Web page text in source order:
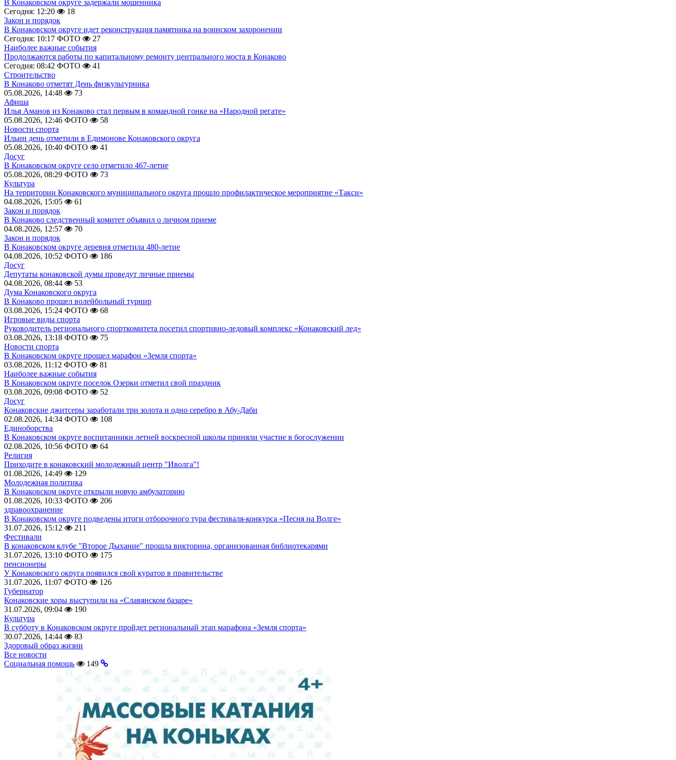
В Конаковском округе задержали мошенника
Сегодня: 12:20
18
Закон и порядок
В Конаковском округе идет реконструкция памятника на воинском захоронении
Сегодня: 10:17 ФОТО
27
Наиболее важные события
Продолжаются работы по капитальному ремонту центрального моста в Конаково
Сегодня: 08:42 ФОТО
41
Строительство
В Конаково отметят День физкультурника
05.08.2026, 14:48
73
Афиша
Илья Аманов из Конаково стал первым в командной гонке на «Народной регате»
05.08.2026, 12:46 ФОТО
58
Новости спорта
Ильин день отметили в Едимонове Конаковского округа
05.08.2026, 10:40 ФОТО
41
Досуг
В Конаковском округе село отметило 467-летие
05.08.2026, 08:29 ФОТО
73
Культура
На территории Конаковского муниципального округа прошло профилактическое мероприятие «Такси»
04.08.2026, 15:05
61
Закон и порядок
В Конаково следственный комитет объявил о личном приеме
04.08.2026, 12:57
70
Закон и порядок
В Конаковском округе деревня отметила 480-летие
04.08.2026, 10:52 ФОТО
186
Досуг
Депутаты конаковской думы проведут личные приемы
04.08.2026, 08:44
53
Дума Конаковского округа
В Конаково прошел волейбольный турнир
03.08.2026, 15:24 ФОТО
68
Игровые виды спорта
Руководитель регионального спорткомитета посетил спортивно-ледовый комплекс «Конаковский лед»
03.08.2026, 13:18 ФОТО
75
Новости спорта
В Конаковском округе прошел марафон «Земля спорта»
03.08.2026, 11:12 ФОТО
81
Наиболее важные события
В Конаковском округе поселок Озерки отметил свой праздник
03.08.2026, 09:08 ФОТО
52
Досуг
Конаковские джитсеры заработали три золота и одно серебро в Абу-Даби
02.08.2026, 14:34 ФОТО
108
Единоборства
В Конаковском округе воспитанники летней воскресной школы приняли участие в богослужении
02.08.2026, 10:56 ФОТО
64
Религия
Приходите в конаковский молодежный центр "Иволга"!
01.08.2026, 14:49
129
Молодежная политика
В Конаковском округе открыли новую амбулаторию
01.08.2026, 10:33 ФОТО
206
здравоохранение
В Конаковском округе подведены итоги отборочного тура фестиваля-конкурса «Песня на Волге»
31.07.2026, 15:12
211
Фестивали
В конаковском клубе "Второе Дыхание" прошла викторина, организованная библиотекарями
31.07.2026, 13:10 ФОТО
175
пенсионеры
У Конаковского округа появился свой куратор в правительстве
31.07.2026, 11:07 ФОТО
126
Губернатор
Конаковские хоры выступили на «Славянском базаре»
31.07.2026, 09:04
190
Культура
В субботу в Конаковском округе пройдет региональный этап марафона «Земля спорта»
30.07.2026, 14:44
83
Здоровый образ жизни
Все новости
Социальная помощь
149